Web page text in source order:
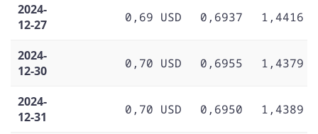
2024-
12-27
0,69 USD 0,6937 1,4416
2024-
12-30
0,70 USD 0,6955 1,4379
2024-
12-31
0,70 USD 0,6950 1,4389